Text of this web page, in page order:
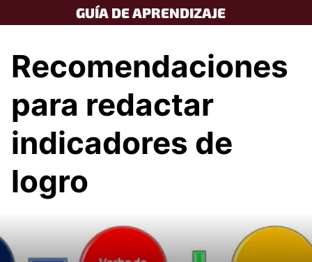
to
GUÍA DE APRENDIZAJE
Recomendaciones
para redactar
indicadores de
logro